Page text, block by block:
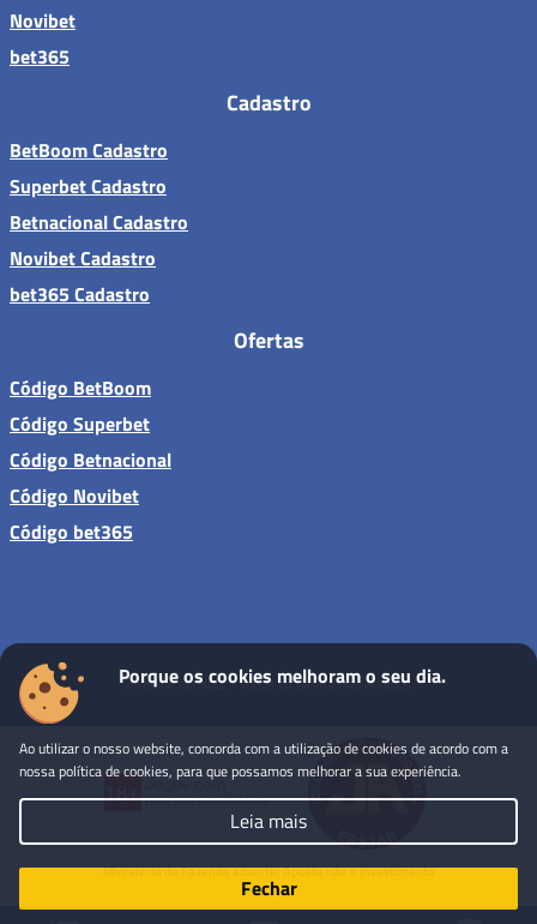
Novibet
bet365
Cadastro
BetBoom Cadastro
Superbet Cadastro
Betnacional Cadastro
Novibet Cadastro
bet365 Cadastro
Ofertas
Código BetBoom
Código Superbet
Código Betnacional
Código Novibet
Código bet365
Sites de apostas - Todos os direitos reservados
Porque os cookies melhoram o seu dia.
Ao utilizar o nosso website, concorda com a utilização de cookies de acordo com a
nossa política de cookies, para que possamos melhorar a sua experiência.
Leia mais
Fechar
Ministério da Fazenda adverte: Aposta não é investimento